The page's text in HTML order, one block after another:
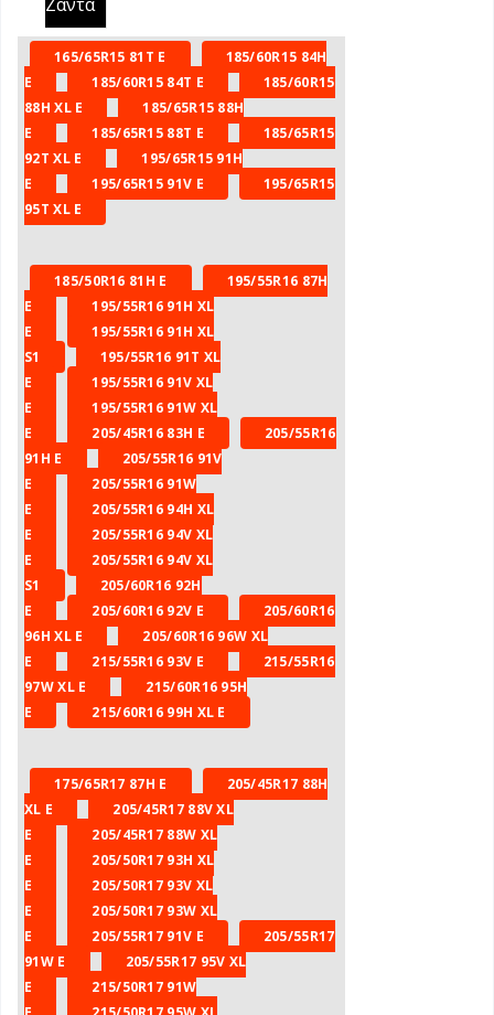
165/65R15 81T E
185/60R15 84H
E
185/60R15 84T E
185/60R15
88H XL E
185/65R15 88H
E
185/65R15 88T E
185/65R15
92T XL E
195/65R15 91H
E
195/65R15 91V E
195/65R15
95T XL E
185/50R16 81H E
195/55R16 87H
E
195/55R16 91H XL
E
195/55R16 91H XL
S1
195/55R16 91T XL
E
195/55R16 91V XL
E
195/55R16 91W XL
E
205/45R16 83H E
205/55R16
91H E
205/55R16 91V
E
205/55R16 91W
E
205/55R16 94H XL
E
205/55R16 94V XL
E
205/55R16 94V XL
S1
205/60R16 92H
E
205/60R16 92V E
205/60R16
96H XL E
205/60R16 96W XL
E
215/55R16 93V E
215/55R16
97W XL E
215/60R16 95H
E
215/60R16 99H XL E
175/65R17 87H E
205/45R17 88H
XL E
205/45R17 88V XL
E
205/45R17 88W XL
E
205/50R17 93H XL
E
205/50R17 93V XL
E
205/50R17 93W XL
E
205/55R17 91V E
205/55R17
91W E
205/55R17 95V XL
E
215/50R17 91W